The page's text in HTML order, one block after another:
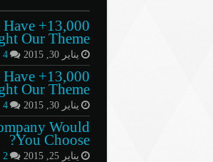
Have
Our Theme
يناير 30, 2015 4
Have
Our Theme
يناير 30, 2015 4
Would
You Choose?
يناير 25, 2015 2